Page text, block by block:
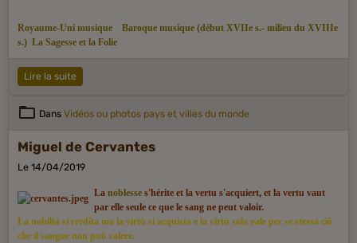
Royaume-Uni musique
Baroque musique (début XVIIe s.- milieu du XVIIIe
s.) La Sagesse et la Folie
Lire la suite
Dans Vidéos ou photos pays et villes du monde
Miguel de Cervantes
Le 14/04/2019
La noblesses'hérite et la vertu s'acquiert, et la vertu vaut
par elle seule ce que le sang ne peut valoir.
La nobiltà si eredita ma la virtù si acquista e la virtù sola vale per se stessa ciò
che il sangue non può valere.